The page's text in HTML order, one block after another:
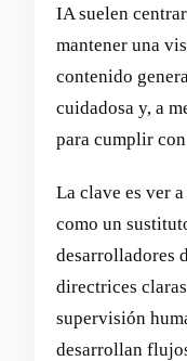
IA suelen
mantener una
contenido
cuidadosa y, a
para cumplir
La clave es ver
como un
desarrolladores
directrices
supervisión
desarrollan